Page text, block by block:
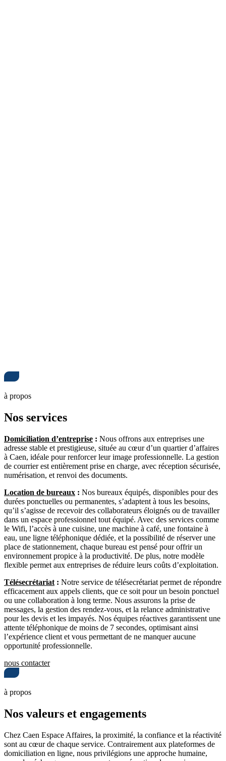
à propos
Nos services
Domiciliation d’entreprise : Nous offrons aux entreprises une
adresse stable et prestigieuse, située au cœur d’un quartier d’affaires
à Caen, idéale pour renforcer leur image professionnelle. La gestion
de courrier est entièrement prise en charge, avec réception sécurisée,
numérisation, et renvoi des documents.
Location de bureaux : Nos bureaux équipés, disponibles pour des
durées ponctuelles ou permanentes, s’adaptent à tous les besoins,
qu’il s’agisse de recevoir des collaborateurs éloignés ou de travailler
dans un espace professionnel tout équipé. Avec des services comme
le Wifi, l’accès à une cuisine, une machine à café, une fontaine à
eau, une ligne téléphonique dédiée, et la possibilité de réserver une
place de stationnement, chaque bureau est pensé pour offrir un
environnement propice à la productivité. De plus, notre modèle
flexible permet aux entreprises de réduire leurs coûts d’exploitation.
Télésecrétariat : Notre service de télésecrétariat permet de répondre
efficacement aux appels clients, que ce soit pour un besoin ponctuel
ou une collaboration à long terme. Nous assurons la prise de
messages, la gestion des rendez-vous, et la relance administrative
pour les devis et les impayés. Nos équipes réactives garantissent une
attente téléphonique de moins de 7 secondes, optimisant ainsi
l’expérience client et vous permettant de ne manquer aucune
opportunité professionnelle.
nous contacter
à propos
Nos valeurs et engagements
Chez Caen Espace Affaires, la proximité, la confiance et la réactivité
sont au cœur de chaque service. Contrairement aux plateformes de
domiciliation en ligne, nous privilégions une approche humaine,